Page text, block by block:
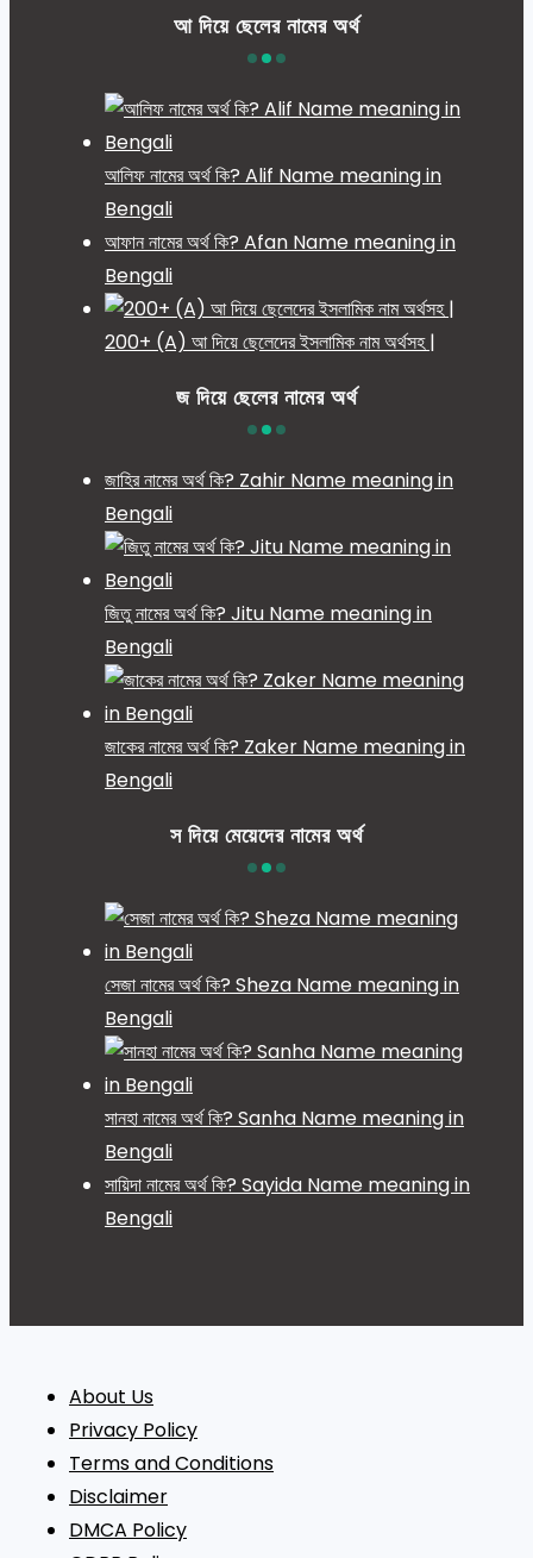
আ দিয়ে ছেলের নামের অর্থ
আলিফ নামের অর্থ কি? Alif Name meaning in
Bengali
আফান নামের অর্থ কি? Afan Name meaning in
Bengali
200+ (A) আ দিয়ে ছেলেদের ইসলামিক নাম অর্থসহ |
জ দিয়ে ছেলের নামের অর্থ
জাহির নামের অর্থ কি? Zahir Name meaning in
Bengali
জিতু নামের অর্থ কি? Jitu Name meaning in
Bengali
জাকের নামের অর্থ কি? Zaker Name meaning in
Bengali
স দিয়ে মেয়েদের নামের অর্থ
সেজা নামের অর্থ কি? Sheza Name meaning in
Bengali
সানহা নামের অর্থ কি? Sanha Name meaning in
Bengali
সায়িদা নামের অর্থ কি? Sayida Name meaning in
Bengali
About Us
Privacy Policy
Terms and Conditions
Disclaimer
DMCA Policy